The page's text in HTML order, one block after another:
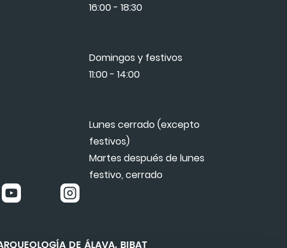
16:00 - 18:30
Domingos y festivos
11:00 - 14:00
Lunes cerrado (excepto
festivos)
Martes después de lunes
festivo, cerrado